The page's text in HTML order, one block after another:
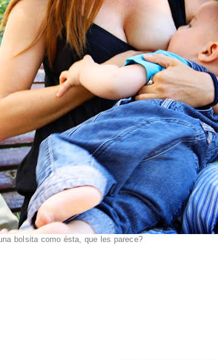
bolsita como ésta, que les parece?